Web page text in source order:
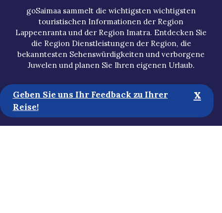
goSaimaa sammelt die wichtigsten wichtigsten
touristischen Informationen der Region
Lappeenranta und der Region Imatra. Entdecken Sie
die Region Dienstleistungen der Region, die
bekanntesten Sehenswürdigkeiten und verborgene
Juwelen und planen Sie Ihren eigenen Urlaub.
Geben Sie uns Ihr Feedback zu Ihrer
Reise!
x